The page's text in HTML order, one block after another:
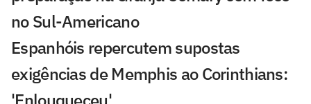
no Sul-Americano
Espanhóis repercutem supostas
exigências de Memphis ao Corinthians: